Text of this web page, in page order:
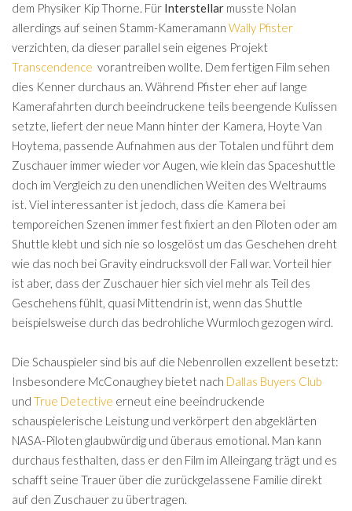
dem Physiker Kip Thorne. Für Interstellar musste Nolan
allerdings auf seinen Stamm-Kameramann Wally Pfister
verzichten, da dieser parallel sein eigenes Projekt
Transcendence vorantreiben wollte. Dem fertigen Film sehen
dies Kenner durchaus an. Während Pfister eher auf lange
Kamerafahrten durch beeindruckene teils beengende Kulissen
setzte, liefert der neue Mann hinter der Kamera, Hoyte Van
Hoytema, passende Aufnahmen aus der Totalen und führt dem
Zuschauer immer wieder vor Augen, wie klein das Spaceshuttle
doch im Vergleich zu den unendlichen Weiten des Weltraums
ist. Viel interessanter ist jedoch, dass die Kamera bei
temporeichen Szenen immer fest fixiert an den Piloten oder am
Shuttle klebt und sich nie so losgelöst um das Geschehen dreht
wie das noch bei Gravity eindrucksvoll der Fall war. Vorteil hier
ist aber, dass der Zuschauer hier sich viel mehr als Teil des
Geschehens fühlt, quasi Mittendrin ist, wenn das Shuttle
beispielsweise durch das bedrohliche Wurmloch gezogen wird.
Die Schauspieler sind bis auf die Nebenrollen exzellent besetzt:
Insbesondere McConaughey bietet nach Dallas Buyers Club
und True Detective erneut eine beeindruckende
schauspielerische Leistung und verkörpert den abgeklärten
NASA-Piloten glaubwürdig und überaus emotional. Man kann
durchaus festhalten, dass er den Film im Alleingang trägt und es
schafft seine Trauer über die zurückgelassene Familie direkt
auf den Zuschauer zu übertragen.